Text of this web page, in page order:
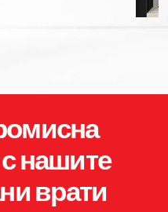
нашите
врати